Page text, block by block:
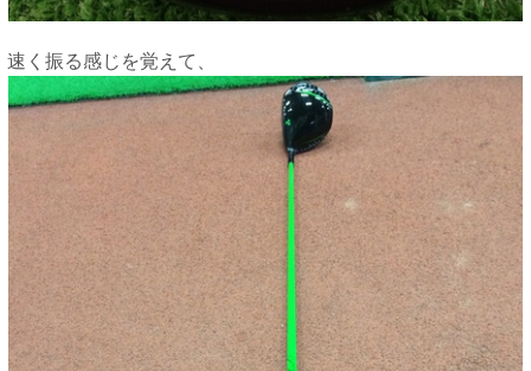
速く振る感じを覚えて、